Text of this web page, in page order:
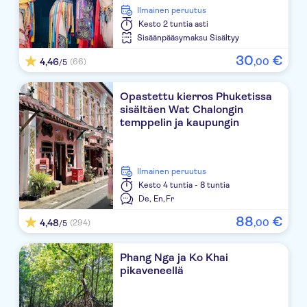
Wyndham Nai Harn Beach Phuket
Mandarava Resort and Spa
Amata Resort
Bandara Phuket Beach Resort
Andakira
Courtyard by marriott patong beach - hotel's lobby
Good Nice Hotel Patong
NH Boat Lagoon Phuket Resort
Duangjitt Resort & Spa
Wyndham Sea Pearl Resort Phuket (Sea Pearl Villas
The Kee Resort & Spa
Ilmainen peruutus
Kesto 2 tuntia asti
Sisäänpääsymaksu Sisältyy
4,46/5 (66) 30,00 €
Opastettu kierros Phuketissa
sisältäen Wat Chalongin
temppelin ja kaupungin
Ilmainen peruutus
Kesto 4 tuntia - 8 tuntia
De, En,Fr
4,48/5 (294) 88,00 €
Phang Nga ja Ko Khai
pikaveneellä